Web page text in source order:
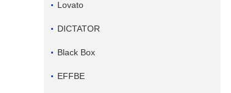
Lovato
DICTATOR
Black Box
EFFBE